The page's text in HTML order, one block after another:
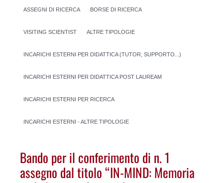
ASSEGNI DI RICERCA BORSE DI RICERCA
VISITING SCIENTIST ALTRE TIPOLOGIE
INCARICHI ESTERNI PER DIDATTICA (TUTOR, SUPPORTO...)
INCARICHI ESTERNI PER DIDATTICA POST LAUREAM
INCARICHI ESTERNI PER RICERCA
INCARICHI ESTERNI - ALTRE TIPOLOGIE
Bando per il conferimento di n. 1
assegno dal titolo “IN-MIND: Memoria